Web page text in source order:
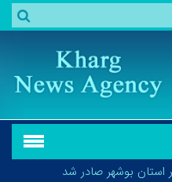
بوشهر صادر شد